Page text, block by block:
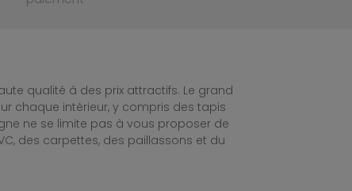
qualité à des prix attractifs. Le grand
chaque intérieur, y compris des tapis
ne se limite pas à vous proposer de
des carpettes, des paillassons et du